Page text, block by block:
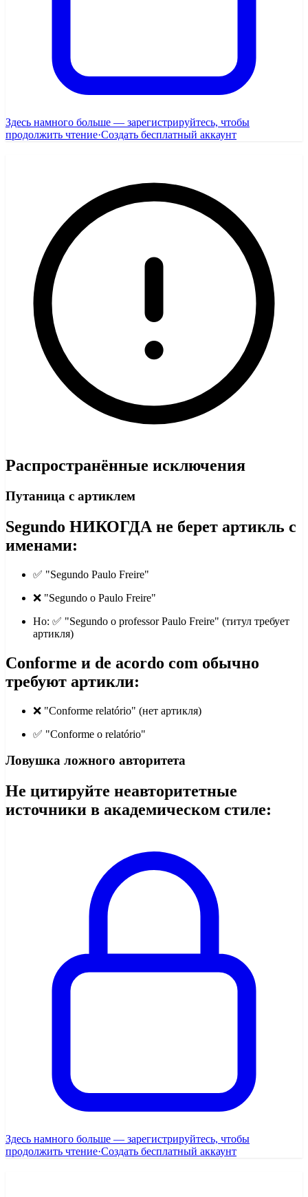
Здесь намного больше — зарегистрируйтесь, чтобы
продолжить чтение·Создать бесплатный аккаунт
Распространённые исключения
Путаница с артиклем
Segundo НИКОГДА не берет артикль с
именами:
✅ "Segundo Paulo Freire"
❌ "Segundo o Paulo Freire"
Но: ✅ "Segundo o professor Paulo Freire" (титул требует
артикля)
Conforme и de acordo com обычно
требуют артикли:
❌ "Conforme relatório" (нет артикля)
✅ "Conforme o relatório"
Ловушка ложного авторитета
Не цитируйте неавторитетные
источники в академическом стиле:
Здесь намного больше — зарегистрируйтесь, чтобы
продолжить чтение·Создать бесплатный аккаунт